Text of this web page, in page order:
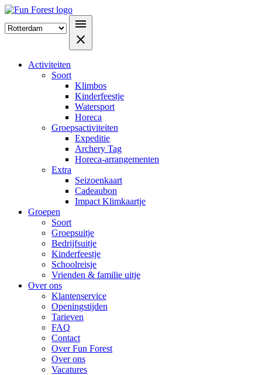
menu
close
Activiteiten
Soort
Klimbos
Kinderfeestje
Watersport
Horeca
Groepsactiviteiten
Expeditie
Archery Tag
Horeca-arrangementen
Extra
Seizoenkaart
Cadeaubon
Impact Klimkaartje
Groepen
Soort
Groepsuitje
Bedrijfsuitje
Kinderfeestje
Schoolreisje
Vrienden & familie uitje
Over ons
Klantenservice
Openingstijden
Tarieven
FAQ
Contact
Over Fun Forest
Over ons
Vacatures